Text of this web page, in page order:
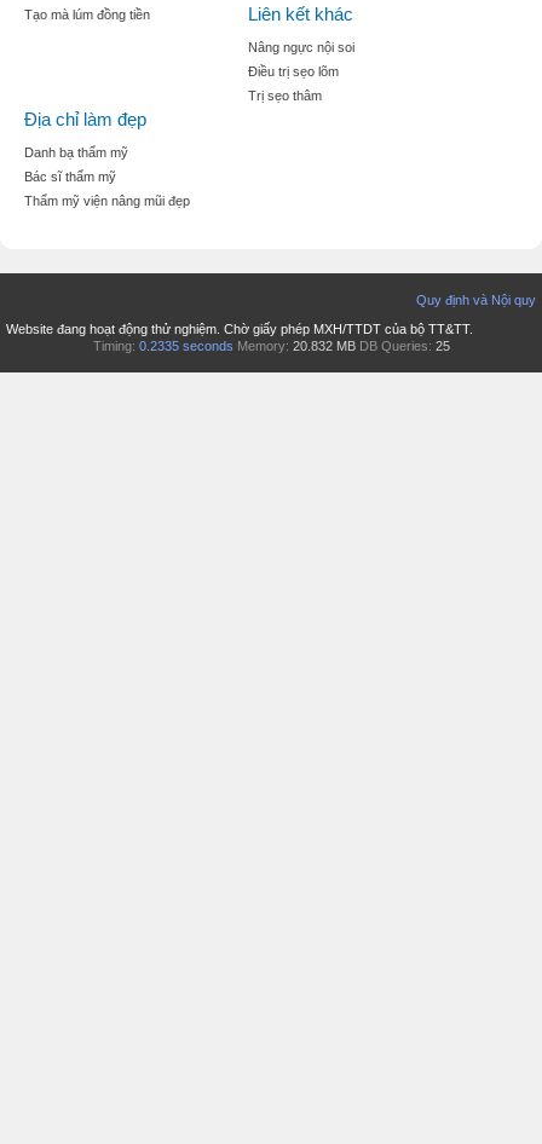
Tạo mà lúm đồng tiền
Liên kết khác
Nâng ngực nội soi
Điều trị sẹo lõm
Trị sẹo thâm
Địa chỉ làm đẹp
Danh bạ thẩm mỹ
Bác sĩ thẩm mỹ
Thẩm mỹ viện nâng mũi đẹp
Quy định và Nội quy
Website đang hoạt động thử nghiệm. Chờ giấy phép MXH/TTDT của bộ TT&TT.
Timing: 0.2335 seconds Memory: 20.832 MB DB Queries: 25